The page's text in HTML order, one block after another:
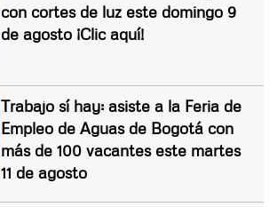
con cortes de luz este domingo 9
de agosto ¡Clic aquí!
Trabajo sí hay: asiste a la Feria de
Empleo de Aguas de Bogotá con
más de 100 vacantes este martes
11 de agosto